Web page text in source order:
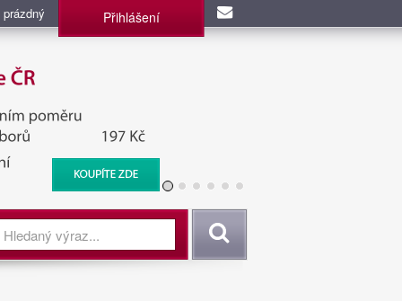
Přihlášení
BIS, Zpravodajské
Vyhledat